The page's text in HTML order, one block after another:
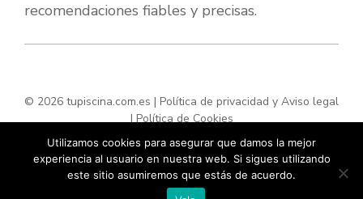
recomendaciones fiables y precisas.
© 2026 tupiscina.com.es | Política de privacidad y Aviso legal
|Política de Cookies
Utilizamos cookies para asegurar que damos la mejor
experiencia al usuario en nuestra web. Si sigues utilizando
este sitio asumiremos que estás de acuerdo.